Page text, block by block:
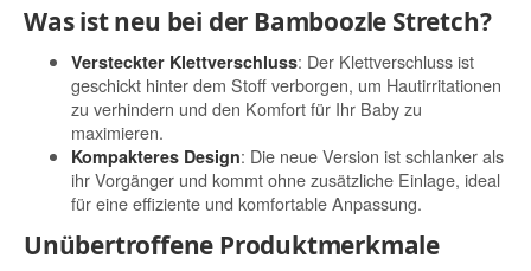
Was ist neu bei der Bamboozle Stretch?
Versteckter Klettverschluss: Der Klettverschluss ist
geschickt hinter dem Stoff verborgen, um Hautirritationen
zu verhindern und den Komfort für Ihr Baby zu
maximieren.
Kompakteres Design: Die neue Version ist schlanker als
ihr Vorgänger und kommt ohne zusätzliche Einlage, ideal
für eine effiziente und komfortable Anpassung.
Unübertroffene Produktmerkmale